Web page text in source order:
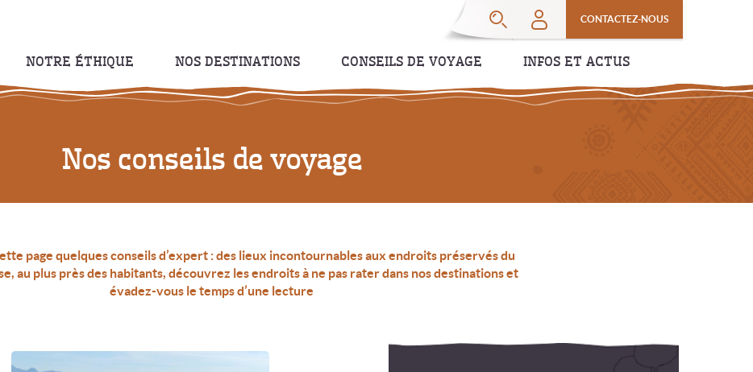
CONTACTEZ-NOUS
NOTRE ÉTHIQUE NOS DESTINATIONS CONSEILS DE VOYAGE INFOS ET ACTUS
Nos conseils de voyage
page quelques conseils d’expert : des lieux incontournables aux endroits préservés du
au plus près des habitants, découvrez les endroits à ne pas rater dans nos destinations et
évadez-vous le temps d’une lecture